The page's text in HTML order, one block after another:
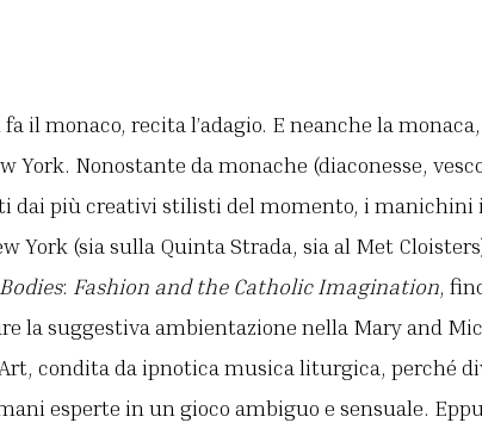
fa il monaco, recita l’adagio. E neanche la
York. Nonostante da monache (diaconesse,
dai più creativi stilisti del momento, i
York (sia sulla Quinta Strada, sia al Met
: Fashion and the Catholic Imagination,
la suggestiva ambientazione nella Mary and
condita da ipnotica musica liturgica, perché
esperte in un gioco ambiguo e sensuale.